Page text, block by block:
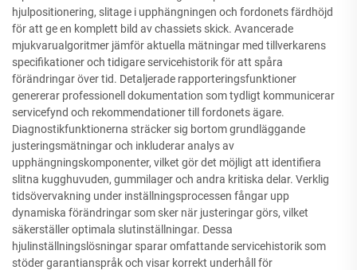
hjulpositionering, slitage i upphängningen och fordonets färdhöjd
för att ge en komplett bild av chassiets skick. Avancerade
mjukvarualgoritmer jämför aktuella mätningar med tillverkarens
specifikationer och tidigare servicehistorik för att spåra
förändringar över tid. Detaljerade rapporteringsfunktioner
genererar professionell dokumentation som tydligt kommunicerar
servicefynd och rekommendationer till fordonets ägare.
Diagnostikfunktionerna sträcker sig bortom grundläggande
justeringsmätningar och inkluderar analys av
upphängningskomponenter, vilket gör det möjligt att identifiera
slitna kugghuvuden, gummilager och andra kritiska delar. Verklig
tidsövervakning under inställningsprocessen fångar upp
dynamiska förändringar som sker när justeringar görs, vilket
säkerställer optimala slutinställningar. Dessa
hjulinställningslösningar sparar omfattande servicehistorik som
stöder garantianspråk och visar korrekt underhåll för